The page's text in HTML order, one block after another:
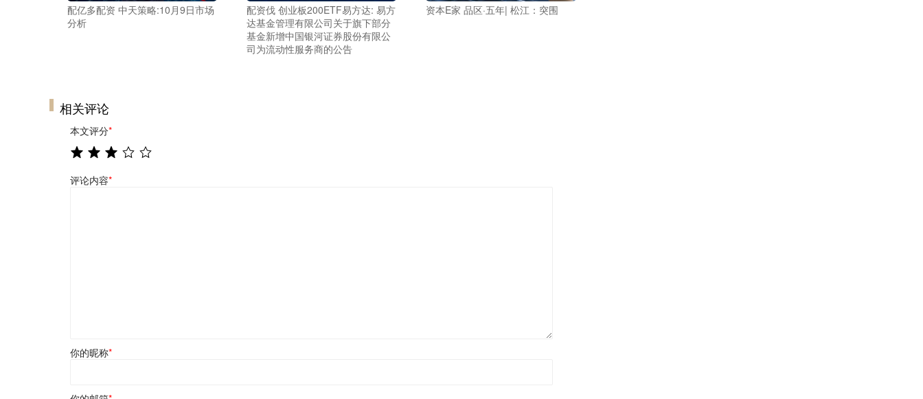
配亿多配资 中天策略:10月9日市场
分析
配资伐 创业板200ETF易方达: 易方
达基金管理有限公司关于旗下部分
基金新增中国银河证券股份有限公
司为流动性服务商的公告
资本E家 品区·五年| 松江：突围
相关评论
本文评分*
评论内容*
你的昵称*